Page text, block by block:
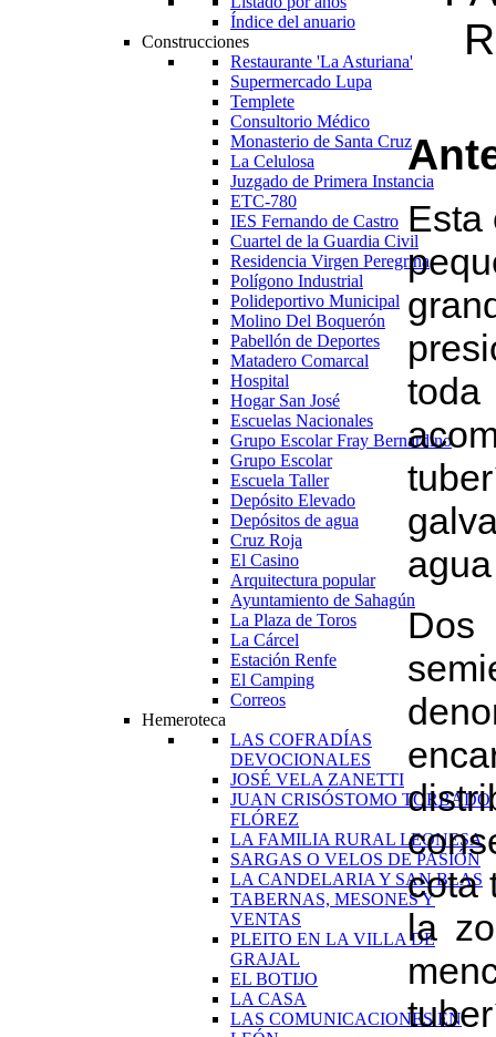
Índice del anuario
Construcciones
Restaurante 'La Asturiana'
Supermercado Lupa
Templete
Consultorio Médico
Monasterio de Santa Cruz
La Celulosa
Juzgado de Primera Instancia
ETC-780
IES Fernando de Castro
Cuartel de la Guardia Civil
Residencia Virgen Peregrina
Polígono Industrial
Polideportivo Municipal
Molino Del Boquerón
Pabellón de Deportes
Matadero Comarcal
Hospital
Hogar San José
Escuelas Nacionales
Grupo Escolar Fray Bernardino
Grupo Escolar
Escuela Taller
Depósito Elevado
Depósitos de agua
Cruz Roja
El Casino
Arquitectura popular
Ayuntamiento de Sahagún
La Plaza de Toros
La Cárcel
Estación Renfe
El Camping
Correos
Hemeroteca
LAS COFRADÍAS
DEVOCIONALES
JOSÉ VELA ZANETTI
JUAN CRISÓSTOMO TORBADO
FLÓREZ
LA FAMILIA RURAL LEONESA
SARGAS O VELOS DE PASIÓN
LA CANDELARIA Y SAN BLAS
TABERNAS, MESONES Y
VENTAS
PLEITO EN LA VILLA DE
GRAJAL
EL BOTIJO
LA CASA
LAS COMUNICACIONES EN
Esta
cota
la